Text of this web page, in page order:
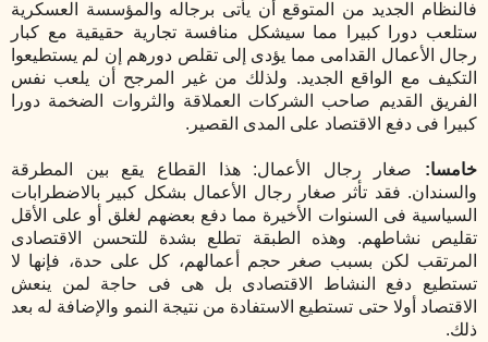
فالنظام الجديد من المتوقع أن يأتى برجاله والمؤسسة العسكرية
ستلعب دورا كبيرا مما سيشكل منافسة تجارية حقيقية مع كبار
رجال الأعمال القدامى مما يؤدى إلى تقلص دورهم إن لم يستطيعوا
التكيف مع الواقع الجديد. ولذلك من غير المرجح أن يلعب نفس
الفريق القديم صاحب الشركات العملاقة والثروات الضخمة دورا
كبيرا فى دفع الاقتصاد على المدى القصير.
خامسا: صغار رجال الأعمال: هذا القطاع يقع بين المطرقة
والسندان. فقد تأثر صغار رجال الأعمال بشكل كبير بالاضطرابات
السياسية فى السنوات الأخيرة مما دفع بعضهم لغلق أو على الأقل
تقليص نشاطهم. وهذه الطبقة تطلع بشدة للتحسن الاقتصادى
المرتقب لكن بسبب صغر حجم أعمالهم، كل على حدة، فإنها لا
تستطيع دفع النشاط الاقتصادى بل هى فى حاجة لمن ينعش
الاقتصاد أولا حتى تستطيع الاستفادة من نتيجة النمو والإضافة له بعد
ذلك.